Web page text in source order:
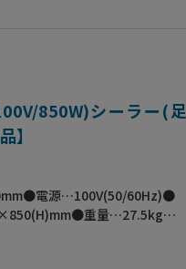
850W)シーラー(足
】
電源…100V(50/60Hz)●
重量…27.5kg●
用業務用シーラー●ペダル